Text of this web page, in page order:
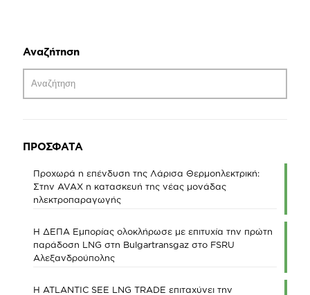
Αναζήτηση
ΠΡΟΣΦΑΤΑ
Προχωρά η επένδυση της Λάρισα Θερμοηλεκτρική:
Στην AVAX η κατασκευή της νέας μονάδας
ηλεκτροπαραγωγής
Η ΔΕΠΑ Εμπορίας ολοκλήρωσε με επιτυχία την πρώτη
παράδοση LNG στη Bulgartransgaz στο FSRU
Αλεξανδρούπολης
Η ATLANTIC SEE LNG TRADE επιταχύνει την